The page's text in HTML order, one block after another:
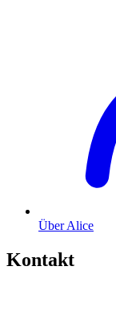
Über Alice
Kontakt